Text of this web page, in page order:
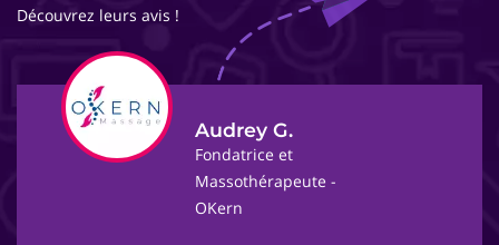
Découvrez leurs avis !
Audrey G.
Fondatrice et
Massothérapeute -
OKern